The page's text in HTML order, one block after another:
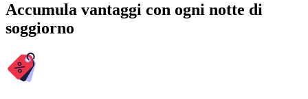
Accumula vantaggi con ogni notte di
soggiorno